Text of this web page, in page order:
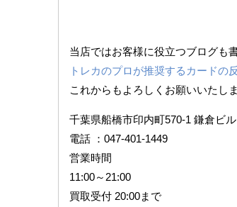
当店ではお客様に役立つブログも
トレカのプロが推奨するカードの
これからもよろしくお願いいたしま
千葉県船橋市印内町570-1 鎌倉ビ
電話 ：047-401-1449
営業時間
11:00～21:00
買取受付 20:00まで